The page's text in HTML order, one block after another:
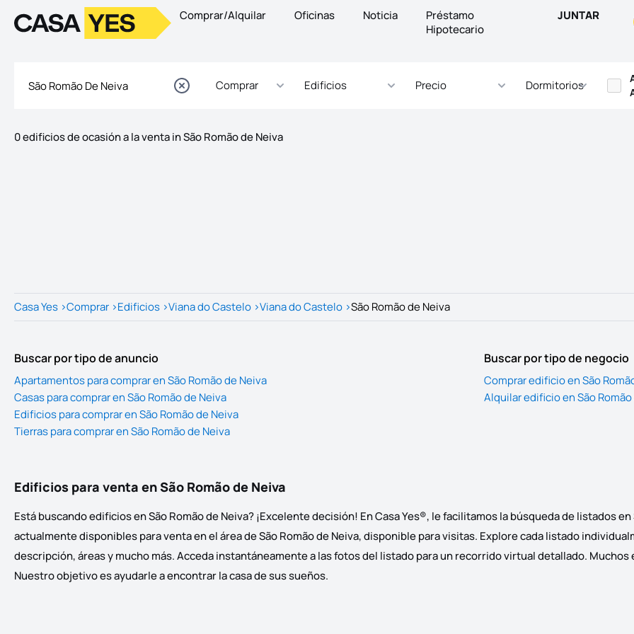
LogotipoIr a la página de inicio
Comprar/Alquilar Oficinas Noticia
Préstamo
Hipotecario
JUNTAR
Comprar Edificios Precio Dormitorios
0 edificios de ocasión a la venta in São Romão de Neiva
Casa Yes >Comprar >Edificios >Viana do Castelo >Viana do Castelo >São Romão de Neiva
Buscar por tipo de anuncio
Apartamentos para comprar en São Romão de Neiva
Casas para comprar en São Romão de Neiva
Edificios para comprar en São Romão de Neiva
Tierras para comprar en São Romão de Neiva
Buscar por tipo de negocio
Comprar edificio en São
Alquilar edificio en São
Edificios para venta en São Romão de Neiva
Está buscando edificios en São Romão de Neiva? ¡Excelente decisión! En Casa Yes®, le facilitamos la búsqueda de listados
actualmente disponibles para venta en el área de São Romão de Neiva, disponible para visitas. Explore cada listado
descripción, áreas y mucho más. Acceda instantáneamente a las fotos del listado para un recorrido virtual detallado. Muchos
Nuestro objetivo es ayudarle a encontrar la casa de sus sueños.